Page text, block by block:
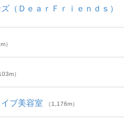
ズ（ＤｅａｒＦｒｉｅｎｄｓ
）
）
ブ美容室 （1,176m）